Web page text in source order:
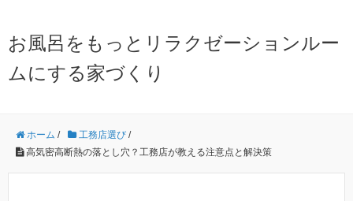
お風呂をもっとリラクゼーションルー
ムにする家づくり
ホーム / 工務店選び /
高気密高断熱の落とし穴？工務店が教える注意点と解決策